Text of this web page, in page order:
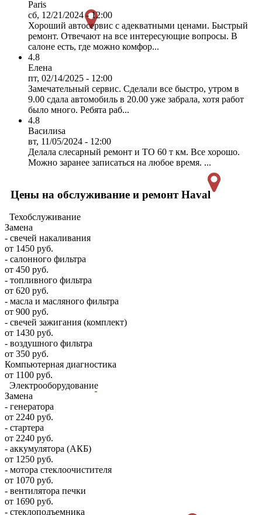
Paris
сб, 12/21/2024 - 12:00
Хороший автосервис с адекватными ценами. Быстрый
ремонт. Отвечают на все интересующие вопросы. В
салоне есть, где можно комфор...
4.8
Елена
пт, 02/14/2025 - 12:00
Замечательный сервис. Сделали все быстро, утром в
9.00 сдала автомобиль в 20.00 уже забрала, хотя работ
было много. Ребята раб...
4.8
Василиsa
вт, 11/05/2024 - 12:00
Делала слесарный ремонт и ТО 60 т км. Все хорошо.
Можно заранее записаться на любое время. ...
Цены на обслуживание и ремонт Haval
Техобслуживание
Замена
- свечей накаливания
от 1450 руб.
- салонного фильтра
от 450 руб.
- топливного фильтра
от 620 руб.
- масла и масляного фильтра
от 900 руб.
- свечей зажигания (комплект)
от 1430 руб.
- воздушного фильтра
от 350 руб.
Компьютерная диагностика
от 1100 руб.
Электрооборудование
Замена
- генератора
от 2240 руб.
- стартера
от 2240 руб.
- аккумулятора (АКБ)
от 1250 руб.
- мотора стеклоочистителя
от 1070 руб.
- вентилятора печки
от 1690 руб.
- стеклоподъемника